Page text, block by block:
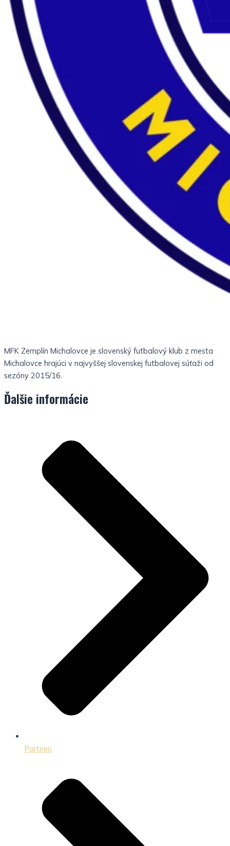
MFK Zemplín Michalovce je slovenský futbalový klub z mesta
Michalovce hrajúci v najvyššej slovenskej futbalovej súťaži od
sezóny 2015/16.
Ďalšie informácie
Partneri